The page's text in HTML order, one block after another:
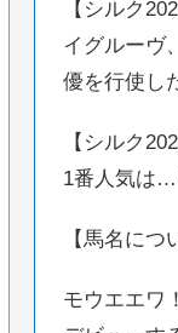
【シルク
イグルーヴ
優を行使し
【シルク
1番人気は…
【馬名に
モウエエワ